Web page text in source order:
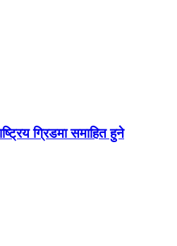
ग्रिडमा समाहित हुने